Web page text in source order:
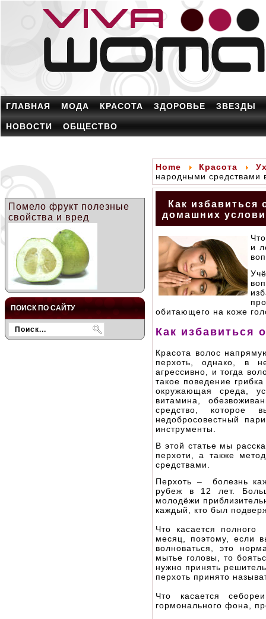
ГЛАВНАЯ МОДА КРАСОТА ЗДОРОВЬЕ ЗВЕЗДЫ
НОВОСТИ ОБЩЕСТВО
Помело фрукт полезные
свойства и вред
ПОИСК ПО САЙТУ
Home Красота
народными средствами
Как избавиться
домашних
и
обитающего на коже
Как избавиться
Красота волос
перхоть, однако, в
агрессивно, и тогда
такое поведение
окружающая среда,
витамина,
средство,
недобросовестный
инструменты.
В этой статье мы
перхоти, а также
средствами.
Перхоть – болезнь
рубеж в 12 лет.
молодёжи
каждый, кто был
Что касается
месяц, поэтому, если
волноваться, это
мытье головы, то
нужно принять
перхоть принято
Что касается
гормонального фона,